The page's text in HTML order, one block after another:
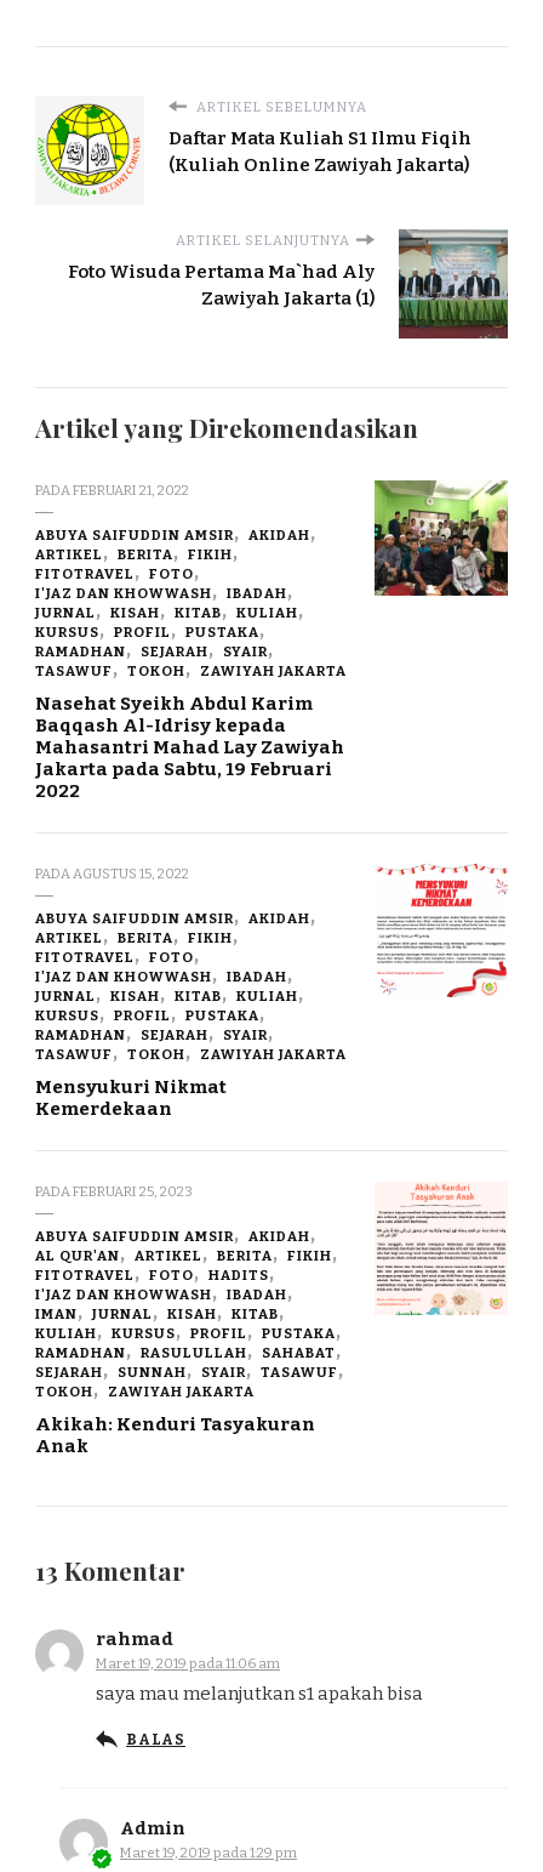
ARTIKEL SEBELUMNYA
Daftar Mata Kuliah S1 Ilmu Fiqih
(Kuliah Online Zawiyah Jakarta)
ARTIKEL SELANJUTNYA
Foto Wisuda Pertama Ma`had Aly
Zawiyah Jakarta (1)
Artikel yang Direkomendasikan
PADAFEBRUARI 21, 2022
ABUYA SAIFUDDIN AMSIR
AKIDAH
ARTIKEL
BERITA
FIKIH
FITOTRAVEL
FOTO
I'JAZ DAN KHOWWASH
IBADAH
JURNAL
KISAH KITAB
KULIAH
KURSUS
PROFIL
PUSTAKA
RAMADHAN
SEJARAH
SYAIR
TASAWUF
TOKOH ZAWIYAH JAKARTA
Nasehat Syeikh Abdul Karim
Baqqash Al-Idrisy kepada
Mahasantri Mahad Lay Zawiyah
Jakarta pada Sabtu, 19 Februari
2022
PADAAGUSTUS 15, 2022
ABUYA SAIFUDDIN AMSIR
AKIDAH
ARTIKEL
BERITA
FIKIH
FITOTRAVEL
FOTO
I'JAZ DAN KHOWWASH
IBADAH
JURNAL
KISAH KITAB
KULIAH
KURSUS
PROFIL
PUSTAKA
RAMADHAN
SEJARAH
SYAIR
TASAWUF
TOKOH ZAWIYAH JAKARTA
Mensyukuri Nikmat
Kemerdekaan
PADAFEBRUARI 25, 2023
ABUYA SAIFUDDIN AMSIR
AKIDAH
AL QUR'AN
ARTIKEL BERITA
FIKIH
FITOTRAVEL
FOTO
HADITS
I'JAZ DAN KHOWWASH
IBADAH
IMAN
JURNAL KISAH
KITAB
KULIAH
KURSUS PROFIL
PUSTAKA
RAMADHAN
RASULULLAH
SAHABAT
SEJARAH
SUNNAH SYAIR
TASAWUF
TOKOH
ZAWIYAH JAKARTA
Akikah: Kenduri Tasyakuran
Anak
13 Komentar
rahmad
Maret 19, 2019 pada 11:06 am
saya mau melanjutkan s1 apakah bisa
BALAS
Admin
Maret 19, 2019 pada 1:29 pm